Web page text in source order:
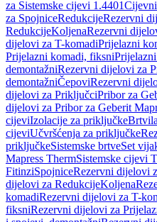
za Sistemske cijevi 1.4401
za SpojniceRedukcijeRezervni
RedukcijeKoljenaRezervni
dijelovi za T-komadiPrijelazni
Prijelazni komadi, fiksni
demontažniRezervni dijelovi za
demontažniČepoviRezervni
dijelovi za PriključciPribor za
dijelovi za Pribor za Geberit
cijeviIzolacije za priključke
cijeviUčvršćenja za priključke
priključkeSistemske brtveSet
Mapress ThermSistemske cijevi
FitinziSpojniceRezervni dijelovi
dijelovi za RedukcijeKoljena
komadiRezervni dijelovi za T-
fiksniRezervni dijelovi za